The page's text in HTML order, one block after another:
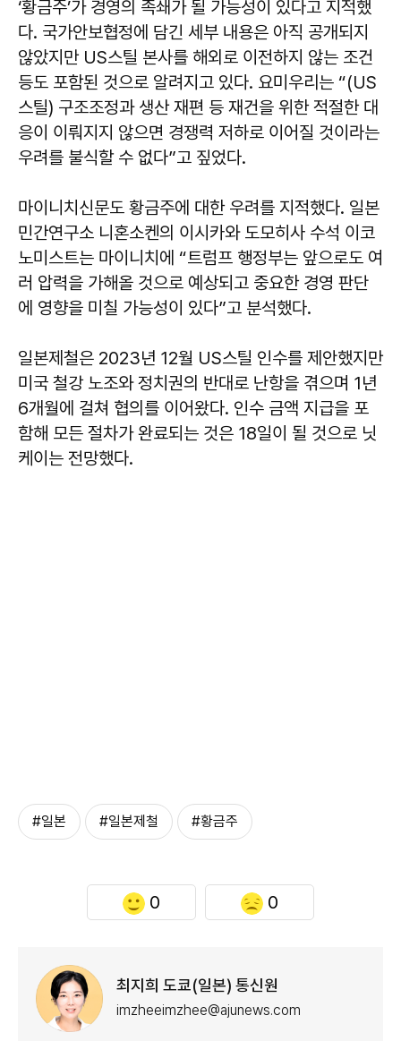
‘황금주’가 경영의 족쇄가 될 가능성이 있다고 지적했
다. 국가안보협정에 담긴 세부 내용은 아직 공개되지
않았지만 US스틸 본사를 해외로 이전하지 않는 조건
등도 포함된 것으로 알려지고 있다. 요미우리는 “(US
스틸) 구조조정과 생산 재편 등 재건을 위한 적절한 대
응이 이뤄지지 않으면 경쟁력 저하로 이어질 것이라는
우려를 불식할 수 없다”고 짚었다.
마이니치신문도 황금주에 대한 우려를 지적했다. 일본
민간연구소 니혼소켄의 이시카와 도모히사 수석 이코
노미스트는 마이니치에 “트럼프 행정부는 앞으로도 여
러 압력을 가해올 것으로 예상되고 중요한 경영 판단
에 영향을 미칠 가능성이 있다”고 분석했다.
일본제철은 2023년 12월 US스틸 인수를 제안했지만
미국 철강 노조와 정치권의 반대로 난항을 겪으며 1년
6개월에 걸쳐 협의를 이어왔다. 인수 금액 지급을 포
함해 모든 절차가 완료되는 것은 18일이 될 것으로 닛
케이는 전망했다.
#일본 #일본제철 #황금주
0 0
최지희 도쿄(일본) 통신원
imzheeimzhee@ajunews.com